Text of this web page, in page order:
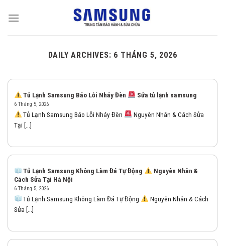
DAILY ARCHIVES: 6 THÁNG 5, 2026
Tủ Lạnh Samsung Báo Lỗi Nháy Đèn Sửa tủ lạnh samsung
6 Tháng 5, 2026
Tủ Lạnh Samsung Báo Lỗi Nháy Đèn
Nguyên Nhân & Cách Sửa
Tại [...]
Tủ Lạnh Samsung Không Làm Đá Tự Động
Nguyên Nhân &
Cách Sửa Tại Hà Nội
6 Tháng 5, 2026
Tủ Lạnh Samsung Không Làm Đá Tự Động
Nguyên Nhân & Cách
Sửa [...]